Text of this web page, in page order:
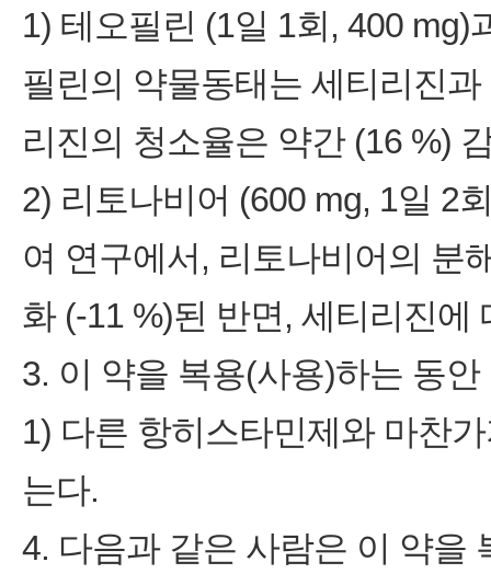
1) 테오필린 (1일 1회, 400
필린의 약물동태는 세티리진
리진의 청소율은 약간 (16 %)
2) 리토나비어 (600 mg, 1일 2
여 연구에서, 리토나비어의 분
화 (‑11 %)된 반면, 세티리진
3. 이 약을 복용(사용)하는 동
1) 다른 항히스타민제와 마찬
는다.
4. 다음과 같은 사람은 이 약을